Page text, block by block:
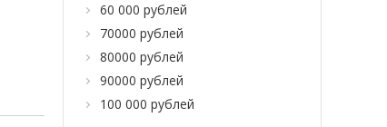
60 000 рублей
70000 рублей
80000 рублей
90000 рублей
100 000 рублей